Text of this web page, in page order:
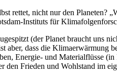
rettet, nicht nur den
Instituts für
(der Planet braucht uns
dass die Klimaerwärmung
Energie- und Materialflüsse
Frieden und Wohlstand im